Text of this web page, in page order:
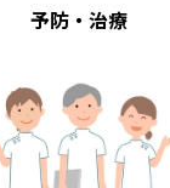
予防・治療